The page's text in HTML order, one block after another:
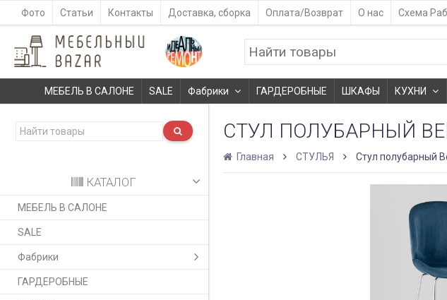
Фото Статьи Контакты Доставка, сборка Оплата/Возврат О нас Схема
МЕБЕЛЬ В САЛОНЕ SALE Фабрики ГАРДЕРОБНЫЕ ШКАФЫ КУХНИ
КАТАЛОГ
МЕБЕЛЬ В САЛОНЕ
SALE
Фабрики
ГАРДЕРОБНЫЕ
СТУЛ ПОЛУБАРНЫЙ
Главная СТУЛЬЯ Стул полубарный